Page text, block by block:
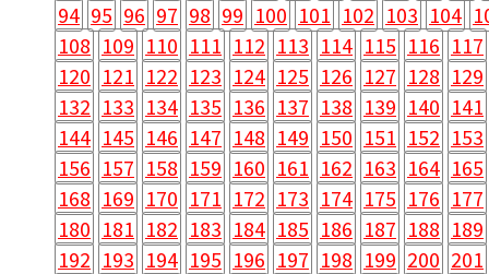
94 95 96 97 98 99 100 101 102 103 104
108 109 110 111 112 113 114 115 116 117
120 121 122 123 124 125 126 127 128 129
132 133 134 135 136 137 138 139 140 141
144 145 146 147 148 149 150 151 152 153
156 157 158 159 160 161 162 163 164 165
168 169 170 171 172 173 174 175 176 177
180 181 182 183 184 185 186 187 188 189
192 193 194 195 196 197 198 199 200 201